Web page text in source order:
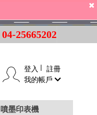
04-25665202
登入
註冊
我的帳戶
噴墨印表機